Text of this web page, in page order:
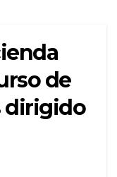
de
dirigido